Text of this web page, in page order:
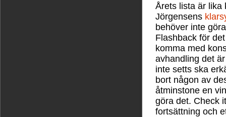
Årets lista är lika
Jörgensens
behöver inte
Flashback för
komma med
avhandling det
inte setts ska
bort någon av
åtminstone en
göra det. Check
fortsättning och